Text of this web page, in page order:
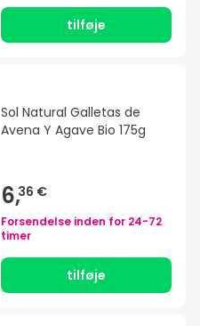
tilføje
Sol Natural Galletas de
Avena Y Agave Bio 175g
6,36 €
Forsendelse inden for 24-72
timer
tilføje